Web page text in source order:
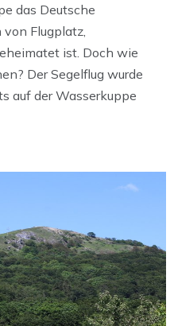
das Deutsche
von Flugplatz,
ist. Doch wie
Der Segelflug wurde
auf der Wasserkuppe